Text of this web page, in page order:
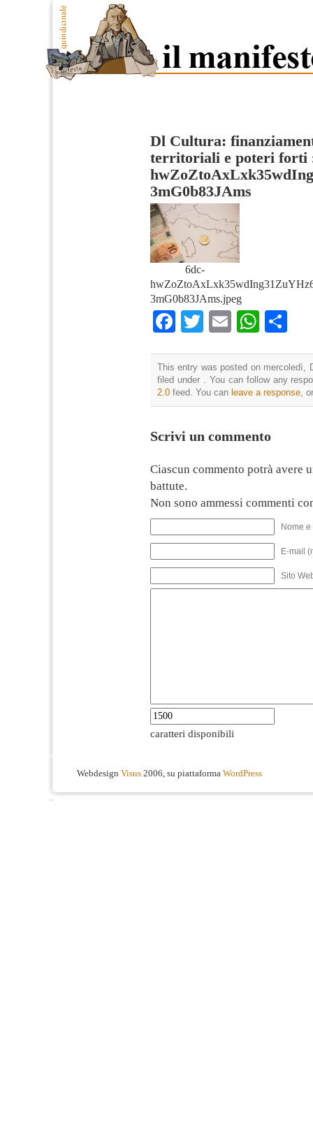
Dl Cultura:
territoriali e poteri forti
3mG0b83JAms
6dc-
3mG0b83JAms.jpeg
Facebook
TwitterEmail
This entry was posted on mercoledì,
filed under . You can follow any
2.0 feed. You can leave a response,
Scrivi un commento
Ciascun commento potrà avere
battute.
Non sono ammessi commenti
Nome
E-mail
Sito
caratteri disponibili
Webdesign Visus 2006, su piattaforma WordPress